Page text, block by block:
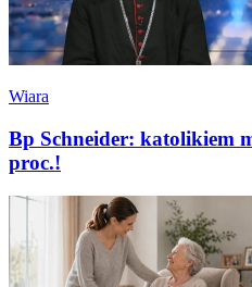
Wiara
Bp Schneider: katolikiem
proc.!